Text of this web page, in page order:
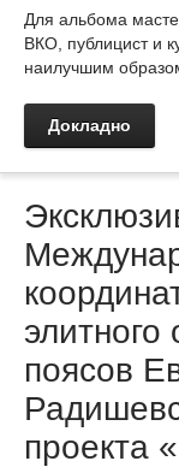
Для альбома
ВКО, публицист и
наилучшим
Докладно
поясов
проекта